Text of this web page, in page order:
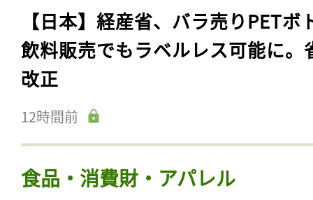
【日本】経産省、バラ売りPETボ
飲料販売でもラベルレス可能に。
改正
12時間前
食品・消費財・アパレル